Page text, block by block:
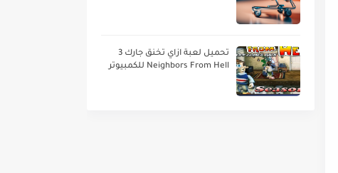
تحميل لعبة ازاي تخنق جارك 3
Neighbors From Hell للكمبيوتر